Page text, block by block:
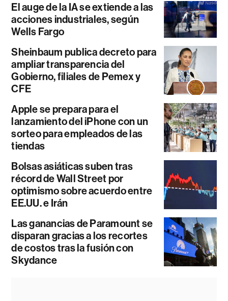
El auge de la IA se extiende a las
acciones industriales, según
Wells Fargo
Sheinbaum publica decreto para
ampliar transparencia del
Gobierno, filiales de Pemex y
CFE
Apple se prepara para el
lanzamiento del iPhone con un
sorteo para empleados de las
tiendas
Bolsas asiáticas suben tras
récord de Wall Street por
optimismo sobre acuerdo entre
EE.UU. e Irán
Las ganancias de Paramount se
disparan gracias a los recortes
de costos tras la fusión con
Skydance